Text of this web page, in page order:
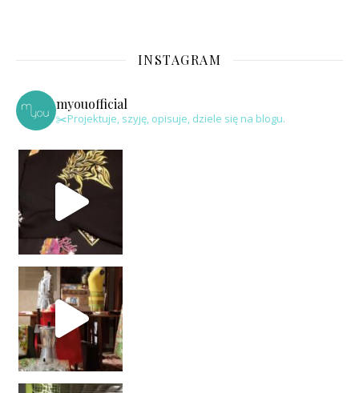
INSTAGRAM
myouofficial
✂️Projektuje, szyję, opisuje, dziele się na blogu.